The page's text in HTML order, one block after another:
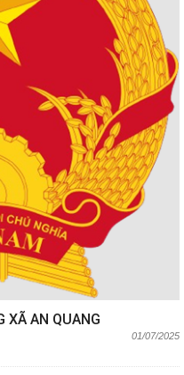
XÃ AN QUANG
01/07/2025